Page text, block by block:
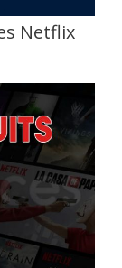
Netflix